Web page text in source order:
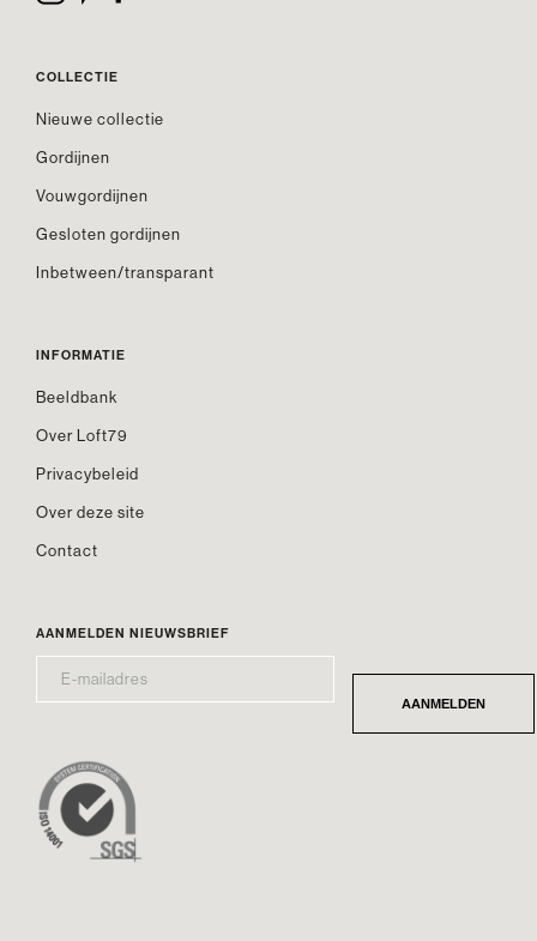
COLLECTIE
Nieuwe collectie
Gordijnen
Vouwgordijnen
Gesloten gordijnen
Inbetween/transparant
INFORMATIE
Beeldbank
Over Loft79
Privacybeleid
Over deze site
Contact
AANMELDEN NIEUWSBRIEF
MAILADRES* AANMELDEN